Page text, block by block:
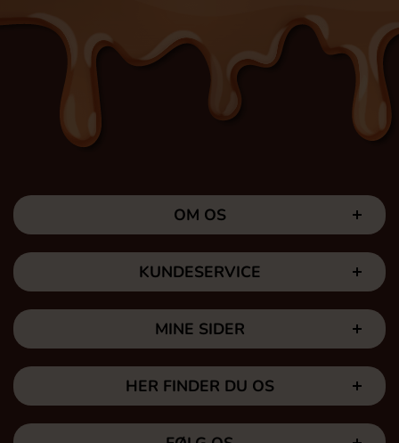
OM OS
KUNDESERVICE
MINE SIDER
HER FINDER DU OS